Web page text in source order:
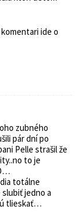
ide o
zubného
pár dní po
Pelle strašil že
to je
totálne
slubiť jedno a
tlieskať…